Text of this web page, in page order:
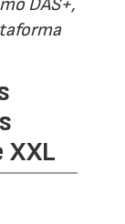
DAS+,